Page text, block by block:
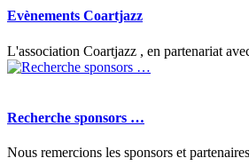
Evènements Coartjazz
L'association Coartjazz , en partenariat
Recherche sponsors …
Nous remercions les sponsors et